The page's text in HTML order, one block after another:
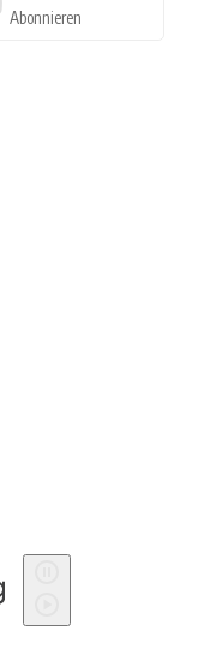
Abonnieren